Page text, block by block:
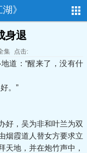
》
身退
集 点击:
道：“醒来了，没有什
。”
，吴为非和叶兰为双
烟霞道人替女方要求立
天地，并在炮竹声中，